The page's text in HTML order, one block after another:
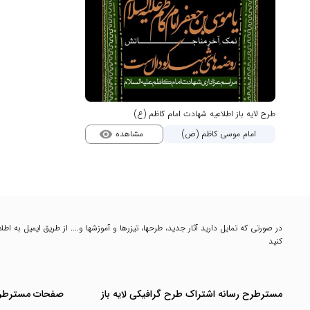
طرح لایه باز اطلاعیه شهادت امام کاظم (ع)
امام موسی کاظم (ص)
مشاهده visibility
در صورتی که تمایل دارید آثار جدید، طرحها، تیزرها و آموزشها و.... از طریق ایمیل به
کنید
مسترطرح رسانه اشتراک طرح گرافیکی لایه باز صفحات